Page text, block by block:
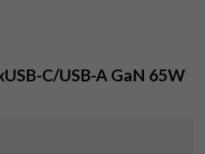
C/USB-A GaN 65W